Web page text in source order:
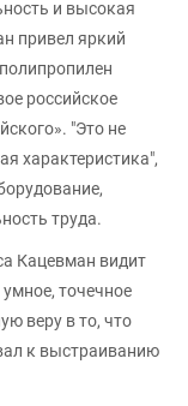
и высокая
привел яркий
российское
"Это не
характеристика",
труда.
Кацевман видит
точечное
веру в то, что
к выстраиванию